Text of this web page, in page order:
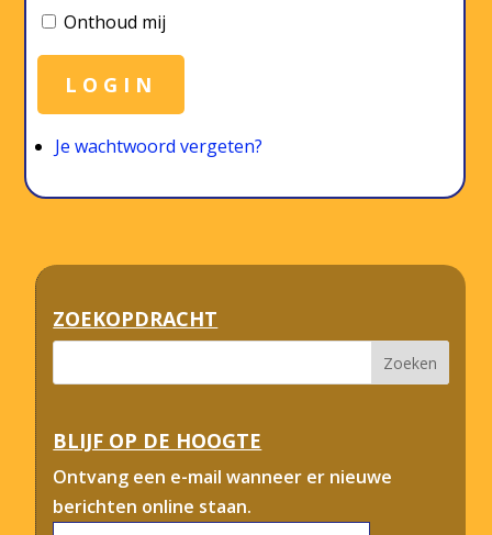
Onthoud mij
LOGIN
Je wachtwoord vergeten?
ZOEKOPDRACHT
BLIJF OP DE HOOGTE
Ontvang een e-mail wanneer er nieuwe
berichten online staan.